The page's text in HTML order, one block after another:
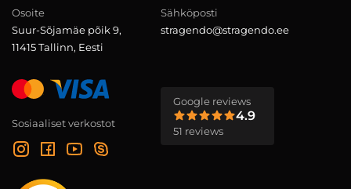
Osoite
Suur-Sõjamäe põik 9,
11415 Tallinn, Eesti
Sähköposti
stragendo@stragendo.ee
Sosiaaliset verkostot
Google reviews
4.9
51 reviews